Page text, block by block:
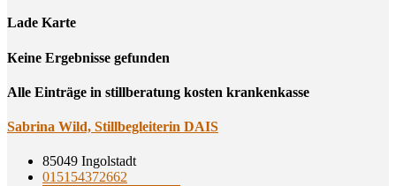
Lade Karte
Кeine Ergebnisse gefunden
Alle Einträge in stillberatung kosten krankenkasse
Sabri­na Wild, Still­be­glei­te­rin DAIS
85049 Ingolstadt
015154372662